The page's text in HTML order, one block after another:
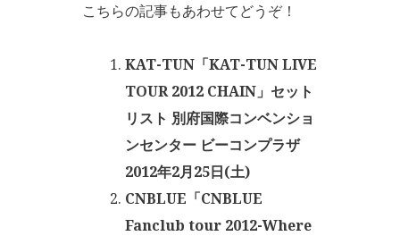
こちらの記事もあわせてどうぞ！
KAT-TUN「KAT-TUN LIVE
TOUR 2012 CHAIN」セット
リスト 別府国際コンベンショ
ンセンター ビーコンプラザ
2012年2月25日(土)
CNBLUE「CNBLUE
Fanclub tour 2012-Where